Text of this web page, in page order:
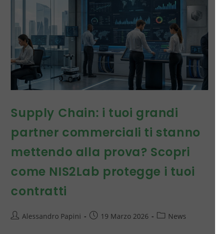
Supply Chain: i tuoi grandi
partner commerciali ti stanno
mettendo alla prova? Scopri
come NIS2Lab protegge i tuoi
contratti
Alessandro Papini 19 Marzo 2026 News